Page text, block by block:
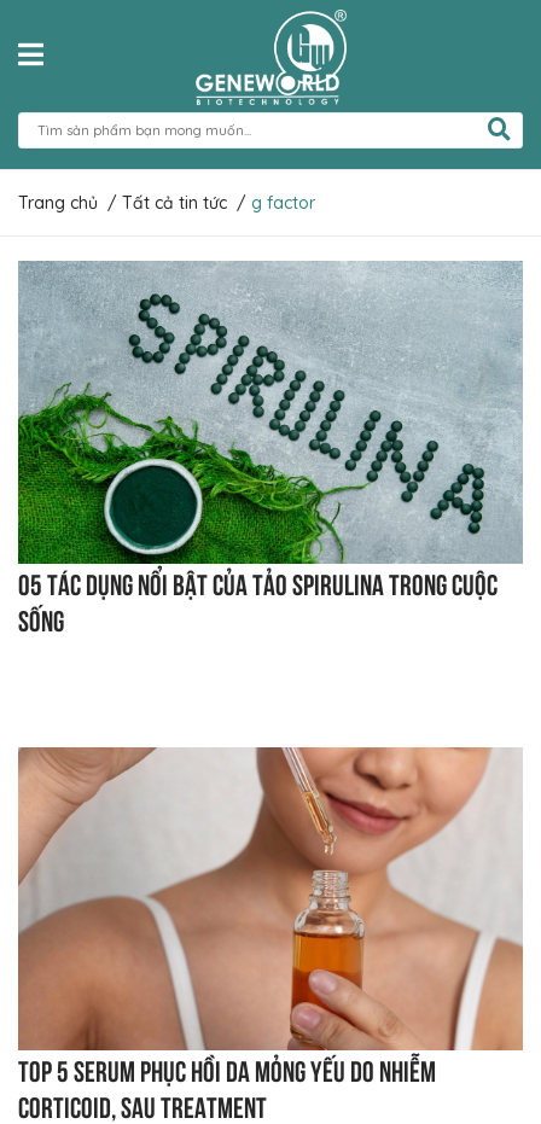
Trang chủ / Tất cả tin tức / g factor
05 tác dụng nổi bật của tảo Spirulina trong cuộc
sống
Top 5 serum phục hồi da mỏng yếu do nhiễm
Corticoid, sau treatment